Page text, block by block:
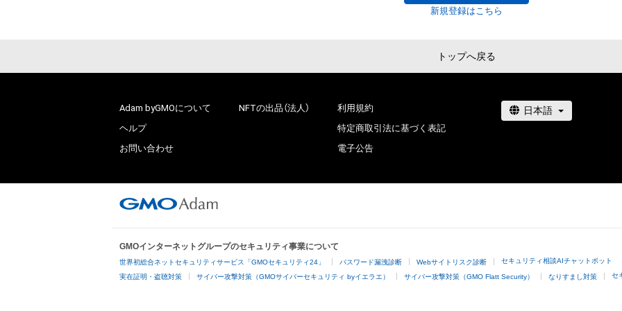
新規登録はこちら
トップへ戻る
Adam byGMOについて
ヘルプ
お問い合わせ
NFTの出品（法人）
利用規約
特定商取引法に基づく表記
電子公告
GMOインターネットグループのセキュリティ事業について
世界初総合ネットセキュリティサービス「GMOセキュリティ24」 パスワード漏洩診断 Webサイトリスク診断 セキュリティ相談AIチャットボット
実在証明・盗聴対策 サイバー攻撃対策（GMOサイバーセキュリティ byイエラエ） サイバー攻撃対策（GMO Flatt Security） なりすまし対策 セ